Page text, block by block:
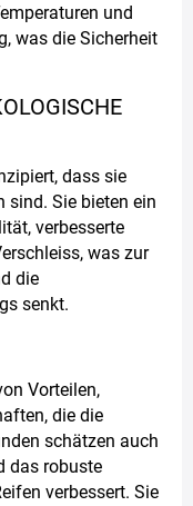
und
was die Sicherheit
dass sie
Sie bieten ein
verbesserte
was zur
die
senkt.
Vorteilen,
die die
schätzen auch
das robuste
verbessert. Sie